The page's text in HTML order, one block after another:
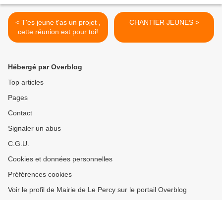
< T'es jeune t'as un projet ,
cette réunion est pour toi!
CHANTIER JEUNES >
Hébergé par Overblog
Top articles
Pages
Contact
Signaler un abus
C.G.U.
Cookies et données personnelles
Préférences cookies
Voir le profil de Mairie de Le Percy sur le portail Overblog